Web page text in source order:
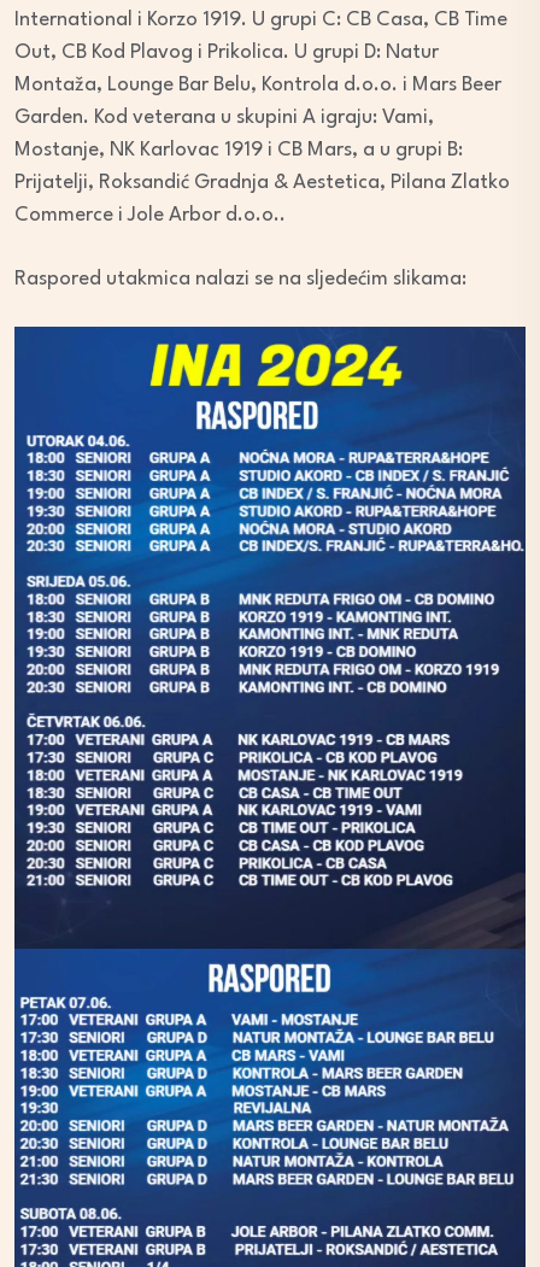
International i Korzo 1919. U grupi C: CB Casa, CB Time
Out, CB Kod Plavog i Prikolica. U grupi D: Natur
Montaža, Lounge Bar Belu, Kontrola d.o.o. i Mars Beer
Garden. Kod veterana u skupini A igraju: Vami,
Mostanje, NK Karlovac 1919 i CB Mars, a u grupi B:
Prijatelji, Roksandić Gradnja & Aestetica, Pilana Zlatko
Commerce i Jole Arbor d.o.o..
Raspored utakmica nalazi se na sljedećim slikama: